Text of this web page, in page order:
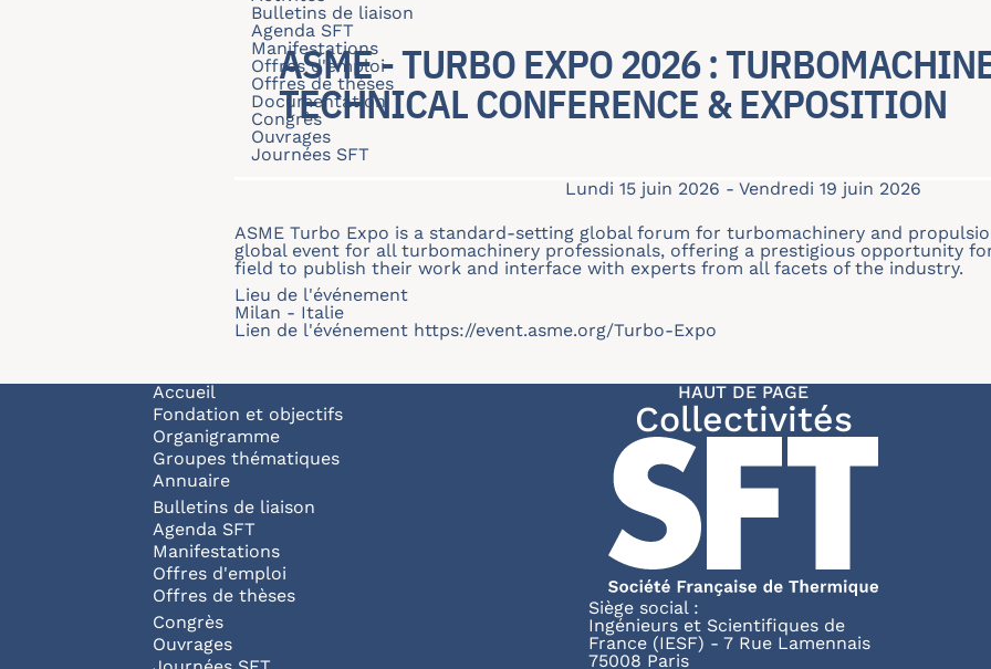
Bulletins de liaison
Agenda SFT
Manifestations
Offres d'emploi
Offres de thèses
Documentation
Congrès
Ouvrages
Journées SFT
ASME - TURBO EXPO 2026 :
TECHNICAL CONFERENCE & EXPOSITION
Lundi 15 juin 2026 - Vendredi 19 juin 2026
ASME Turbo Expo is a standard-setting global forum for turbomachinery and
global event for all turbomachinery professionals, offering a prestigious opportunity
field to publish their work and interface with experts from all facets of the industry.
Lieu de l'événement
Milan - Italie
Lien de l'événement https://event.asme.org/Turbo-Expo
Navigation principale
Accueil
Fondation et objectifs
Organigramme
Groupes thématiques
Annuaire
Bulletins de liaison
Agenda SFT
Manifestations
Offres d'emploi
Offres de thèses
Congrès
Ouvrages
HAUT DE PAGE
Collectivités
Siège social :
Ingénieurs et Scientifiques de
France (IESF) - 7 Rue Lamennais
75008 Paris